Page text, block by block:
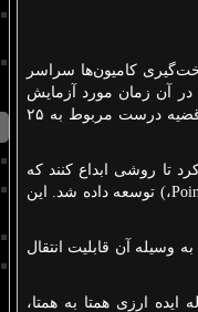
سوخت‌گیری کامیون‌ها سراسر
در آن زمان مورد آزمایش
بودند جایگزین پول نقد کنند. بدین ترتیب رانندگان کامیون‌ها از این کارت‌ها به جای حمل پول نقد استفاده کردند. این قضیه درست مربوط به ۲۵
تا روشی ابداع کنند که
،( توسعه داده شد. این
به وسیله آن قابلیت انتقال
ایده ارزی همتا به همتا،